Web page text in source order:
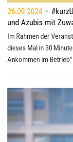
26.09.2024 –
und Azubis mit
Im Rahmen der
dieses Mal in 30
Ankommen im